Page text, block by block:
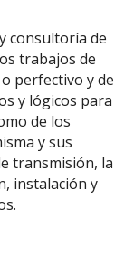
consultoría de
trabajos de
perfectivo y de
y lógicos para
de los
y sus
transmisión, la
instalación y